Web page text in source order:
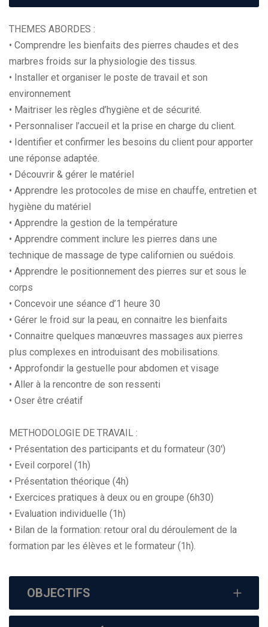
THEMES ABORDES :
• Comprendre les bienfaits des pierres chaudes et des
marbres froids sur la physiologie des tissus.
• Installer et organiser le poste de travail et son
environnement
• Maitriser les règles d’hygiène et de sécurité.
• Personnaliser l’accueil et la prise en charge du client.
• Identifier et confirmer les besoins du client pour apporter
une réponse adaptée.
• Découvrir & gérer le matériel
• Apprendre les protocoles de mise en chauffe, entretien et
hygiène du matériel
• Apprendre la gestion de la température
• Apprendre comment inclure les pierres dans une
technique de massage de type californien ou suédois.
• Apprendre le positionnement des pierres sur et sous le
corps
• Concevoir une séance d’1 heure 30
• Gérer le froid sur la peau, en connaitre les bienfaits
• Connaitre quelques manœuvres massages aux pierres
plus complexes en introduisant des mobilisations.
• Approfondir la gestuelle pour abdomen et visage
• Aller à la rencontre de son ressenti
• Oser être créatif
METHODOLOGIE DE TRAVAIL :
• Présentation des participants et du formateur (30')
• Eveil corporel (1h)
• Présentation théorique (4h)
• Exercices pratiques à deux ou en groupe (6h30)
• Evaluation individuelle (1h)
• Bilan de la formation: retour oral du déroulement de la
formation par les élèves et le formateur (1h).
OBJECTIFS